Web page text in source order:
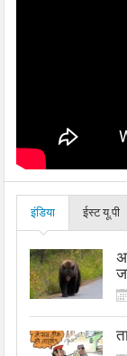
इंडिया ईस्ट यू.पी